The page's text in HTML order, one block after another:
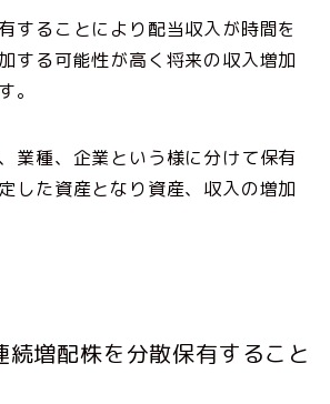
することにより配当収入が時間を
する可能性が高く将来の収入増加
。
業種、企業という様に分けて保有
した資産となり資産、収入の増加
続増配株を分散保有すること